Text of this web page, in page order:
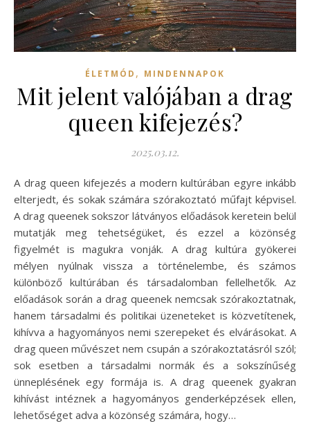
ÉLETMÓD , MINDENNAPOK
Mit jelent valójában a drag
queen kifejezés?
2025.03.12.
A drag queen kifejezés a modern kultúrában egyre inkább
elterjedt, és sokak számára szórakoztató műfajt képvisel.
A drag queenek sokszor látványos előadások keretein belül
mutatják meg tehetségüket, és ezzel a közönség
figyelmét is magukra vonják. A drag kultúra gyökerei
mélyen nyúlnak vissza a történelembe, és számos
különböző kultúrában és társadalomban fellelhetők. Az
előadások során a drag queenek nemcsak szórakoztatnak,
hanem társadalmi és politikai üzeneteket is közvetítenek,
kihívva a hagyományos nemi szerepeket és elvárásokat. A
drag queen művészet nem csupán a szórakoztatásról szól;
sok esetben a társadalmi normák és a sokszínűség
ünneplésének egy formája is. A drag queenek gyakran
kihívást intéznek a hagyományos genderképzések ellen,
lehetőséget adva a közönség számára, hogy…